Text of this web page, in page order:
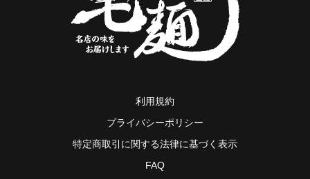
利用規約
プライバシーポリシー
特定商取引に関する法律に基づく表示
FAQ